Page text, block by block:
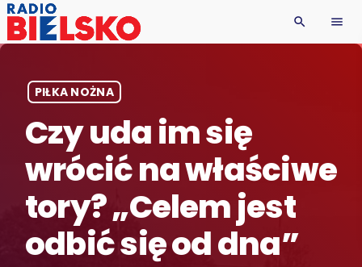
search menu
PIŁKA NOŻNA
Czy uda im się
wrócić na właściwe
tory? „Celem jest
odbić się od dna”